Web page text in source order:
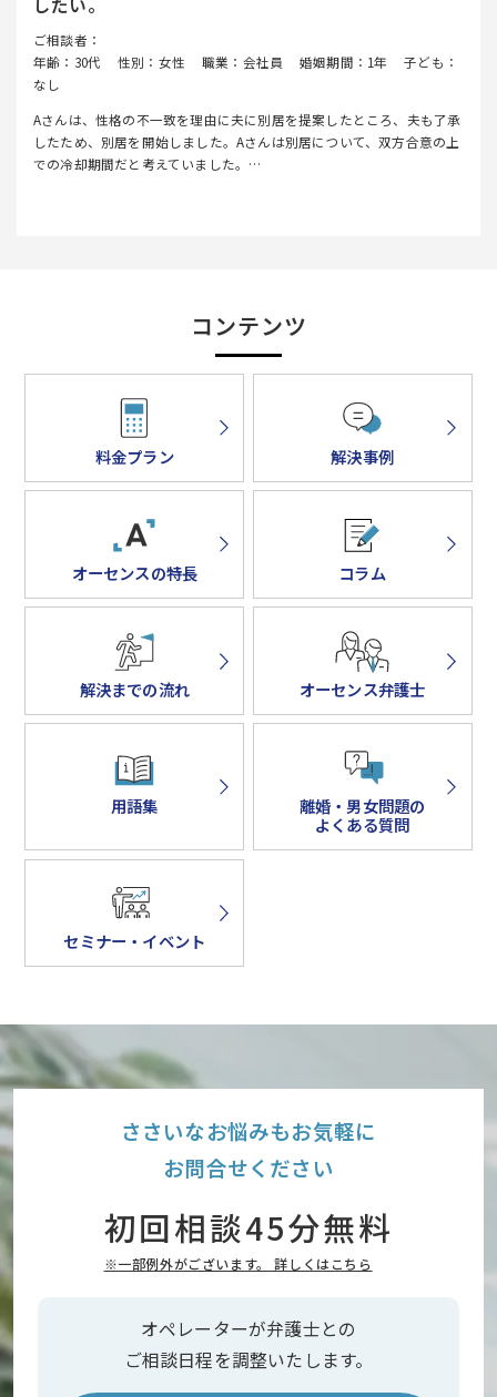
ご相談者：
年齢：30代
性別：女性 職業：会社員 婚姻期間：1年
子ども：
なし
Aさんは、性格の不一致を理由に夫に別居を提案したところ、夫も了承
したため、別居を開始しました。Aさんは別居について、双方合意の上
での冷却期間だと考えていました。…
コンテンツ
料金プラン 解決事例
オーセンスの特長 コラム
解決までの流れ オーセンス弁護士
用語集
離婚・男女問題の
よくある質問
セミナー・イベント
ささいなお悩みもお気軽に
お問合せください
初回相談45分無料
※一部例外がございます。 詳しくはこちら
オペレーターが弁護士との
ご相談日程を調整いたします。